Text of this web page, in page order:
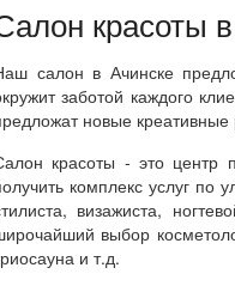
красоты
салон в Ачинске
заботой каждого
новые
красоты - это центр
комплекс услуг по
визажиста,
выбор
и т.д.